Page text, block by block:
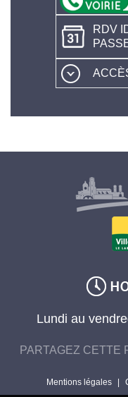
RDV
Lundi au
PARTAGEZ CETTE
Mentions légales |